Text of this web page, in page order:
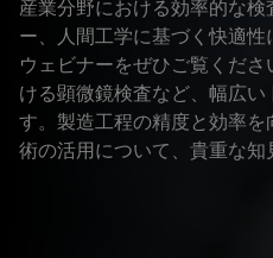
産業分野における効率的な
ー、人間工学に基づく快適
ウェビナーをぜひご覧くだ
ける顕微鏡検査など、幅広
す。製造工程の精度と効率
術の活用について、貴重な知